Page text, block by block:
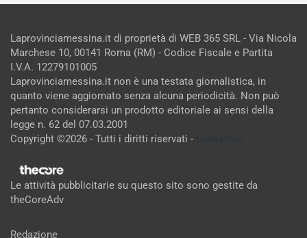
Laprovinciamessina.it di proprietà di WEB 365 SRL - Via Nicola
Marchese 10, 00141 Roma (RM) - Codice Fiscale e Partita
I.V.A. 12279101005
Laprovinciamessina.it non è una testata giornalistica, in
quanto viene aggiornato senza alcuna periodicità. Non può
pertanto considerarsi un prodotto editoriale ai sensi della
legge n. 62 del 07.03.2001
Copyright ©2026 - Tutti i diritti riservati -
Le attività pubblicitarie su questo sito sono gestite da
theCoreAdv
Redazione